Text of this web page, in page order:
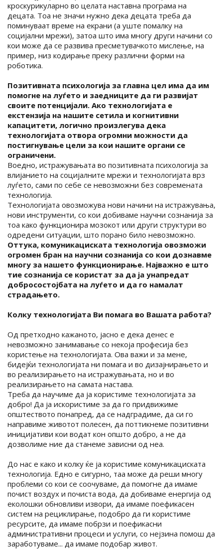
кроскурикуларно во целата наставна програма на
децата. Тоа не значи нужно дека децата треба да
поминуваат време на екрани (а уште помалку на
социјални мрежи), затоа што има многу други начини со
кои може да се развива пресметувачкото мислење, на
пример, низ кодирање преку различни форми на
роботика.
Позитивната психологија за главна цел има да им
помогне на луѓето и заедниците да ги развијат
своите потенцијали. Ако технологијата е
екстензија на нашите сетила и когнитивни
капацитети, логично произлегува дека
технологијата отвора огромни можности да
постигнување цели за кои нашите органи се
ограничени.
Воедно, истражувањата во позитивната психологија за
влијанието на социјалните мрежи и технологијата врз
луѓето, сами по себе се невозможни без современата
технологија.
Технологијата овозможува нови начини на истражувања,
нови инструменти, со кои добиваме научни сознанија за
тоа како функционира мозокот или други структури во
одредени ситуации, што порано било невозможно.
Оттука, комуникациската технологија овозможи
огромен бран на научни сознанија со кои дознавме
многу за нашето функционирање. Најважно е што
тие сознанија се користат за да ја унапредат
добросостојбата на луѓето и да го намалат
страдањето.
Колку технологијата Ви помага во Вашата работа?
Од претходно кажаното, јасно е дека денес е
невозможно занимавање со некоја професија без
користење на технологијата. Ова важи и за мене,
бидејќи технологијата ни помага и во дизајнирањето и
во реализирањето на истражувањата, но и во
реализирањето на самата настава.
Треба да научиме да ја користиме технологијата за
добро! Да ја искористиме за да го придвижиме
општеството понапред, да се надградиме, да си го
направиме животот полесен, да поттикнеме позитивни
иницијативи кои водат кон општо добро, а не да
дозволиме ние да станеме зависни од неа.
До нас е како и колку ќе ја користиме комуникациската
технологија. Едно е сигурно, таа може да реши многу
проблеми со кои се соочуваме, да помогне да имаме
почист воздух и почиста вода, да добиваме енергија од
еколошки обновливи извори, да имаме поефикасен
систем на рециклирање, подобро да ги користиме
ресурсите, да имаме побрзи и поефикасни
административни процеси и услуги, со нејзина помош да
заработуваме... да имаме подобар живот.